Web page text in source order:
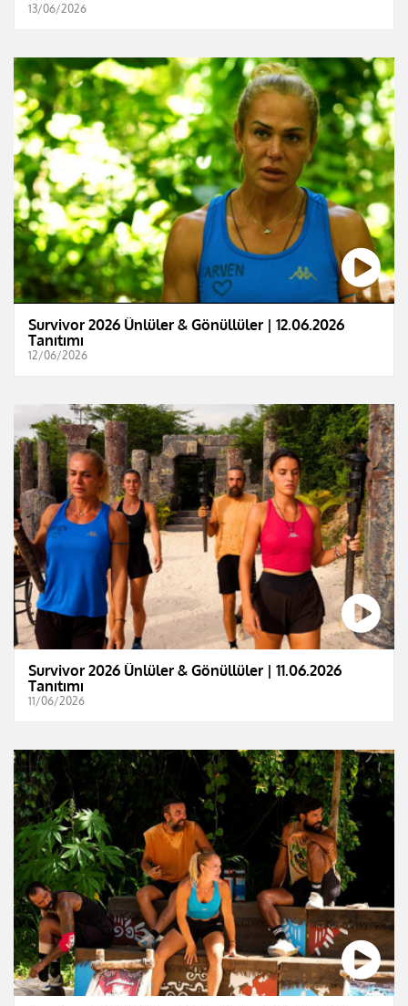
13/06/2026
Survivor 2026 Ünlüler & Gönüllüler | 12.06.2026
Tanıtımı
12/06/2026
Survivor 2026 Ünlüler & Gönüllüler | 11.06.2026
Tanıtımı
11/06/2026